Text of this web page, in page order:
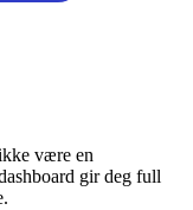
være en
gir deg full